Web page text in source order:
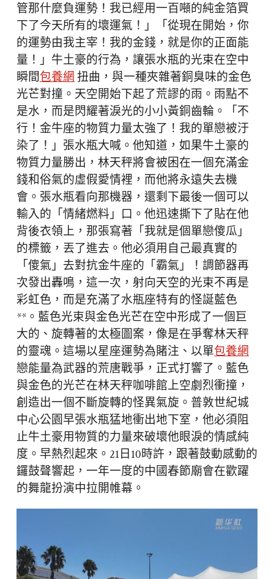
管那什麼負運勢！我已經用一百噸的純金箔買
下了今天所有的壞運氣！」「從現在開始，你
的運勢由我主宰！我的金錢，就是你的正面能
量！」牛土豪的行為，讓張水瓶的光束在空中
瞬間包養網 扭曲，與一種夾雜著銅臭味的金色
光芒對撞。天空開始下起了荒謬的雨。雨點不
是水，而是閃耀著淚光的小小黃銅齒輪。「不
行！金牛座的物質力量太強了！我的單戀被汙
染了！」張水瓶大喊。他知道，如果牛土豪的
物質力量勝出，林天秤將會被困在一個充滿金
錢和俗氣的虛假愛情裡，而他將永遠失去機
會。張水瓶看向那機器，還剩下最後一個可以
輸入的「情緒燃料」口。他迅速撕下了貼在他
背後衣領上，那張寫著「我就是個單戀傻瓜」
的標籤，丟了進去。他必須用自己最真實的
「傻氣」去對抗金牛座的「霸氣」！調節器再
次發出轟鳴，這一次，射向天空的光束不再是
彩虹色，而是充滿了水瓶座特有的怪誕藍色
**。藍色光束與金色光芒在空中形成了一個巨
大的、旋轉著的太極圖案，像是在爭奪林天秤
的靈魂。這場以星座運勢為賭注、以單包養網
戀能量為武器的荒唐戰爭，正式打響了。藍色
與金色的光芒在林天秤咖啡館上空劇烈衝撞，
創造出一個不斷旋轉的怪異氣旋。普敦世紀城
中心公園早張水瓶猛地衝出地下室，他必須阻
止牛土豪用物質的力量來破壞他眼淚的情感純
度。早熱烈起來。21日10時許，跟著鼓動感動的
鑼鼓聲響起，一年一度的中國春節廟會在歡躍
的舞龍扮演中拉開帷幕。